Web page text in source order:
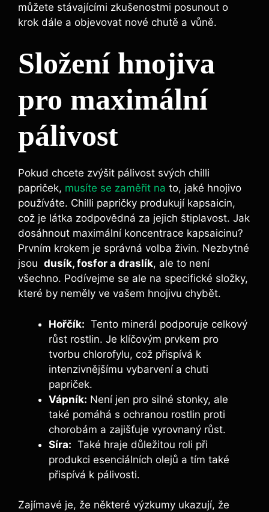
můžete stávajícími‌ zkušenostmi posunout ⁣o
krok dále ‍a⁤ objevovat ⁤nové chutě a ​vůně.
Složení hnojiva ​
pro maximální
pálivost
Pokud chcete zvýšit pálivost svých chilli
papriček, musíte se zaměřit na to, ‌jaké⁤ hnojivo
⁤používáte. Chilli papričky produkují ‌kapsaicin,
což je látka ⁣zodpovědná za jejich štiplavost. Jak
dosáhnout maximální koncentrace kapsaicinu?
Prvním krokem je správná volba živin. ‌Nezbytné
jsou ‍ dusík, fosfor a draslík, ale‌ to není
všechno. Podívejme se ale na specifické složky,
které by neměly ve vašem hnojivu chybět.
Hořčík: ‌ Tento minerál podporuje‌ celkový
růst rostlin. Je klíčovým prvkem pro
tvorbu chlorofylu, což přispívá k
⁢intenzivnějšímu‌ vybarvení a⁣ chuti
papriček.
Vápník: Není jen pro ⁤silné stonky, ale
také pomáhá s ochranou rostlin proti⁤
chorobám⁣ a zajišťuje ‌vyrovnaný růst.
Síra: ⁣ Také hraje důležitou roli ‌při
produkci esenciálních olejů⁢ a tím také
přispívá k pálivosti.
Zajímavé je, ‌že některé⁤ výzkumy ukazují, že